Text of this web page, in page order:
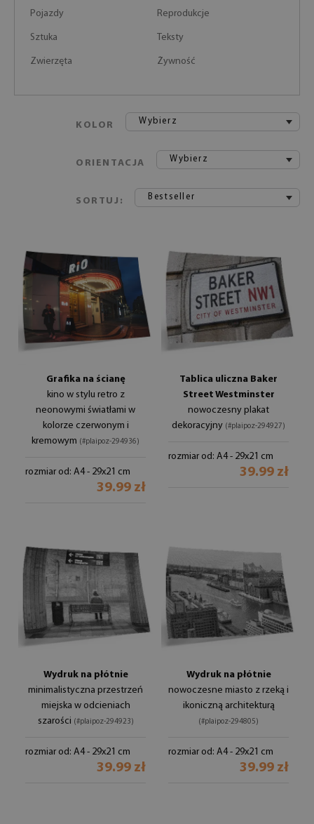
Pojazdy Reprodukcje
Sztuka Teksty
Zwierzęta Żywność
KOLOR Wybierz
ORIENTACJA Wybierz
SORTUJ: Bestseller
Grafika na ścianę
kino w stylu retro z
neonowymi światłami w
kolorze czerwonym i
kremowym (#plaipoz-294936)
rozmiar od: A4 - 29x21 cm
39.99 zł
Tablica uliczna Baker
Street Westminster
nowoczesny plakat
dekoracyjny (#plaipoz-294927)
rozmiar od: A4 - 29x21 cm
39.99 zł
Wydruk na płótnie
minimalistyczna przestrzeń
miejska w odcieniach
szarości (#plaipoz-294923)
rozmiar od: A4 - 29x21 cm
39.99 zł
Wydruk na płótnie
nowoczesne miasto z rzeką i
ikoniczną architekturą
(#plaipoz-294805)
rozmiar od: A4 - 29x21 cm
39.99 zł